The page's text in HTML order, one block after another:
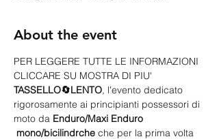
About the event
PER LEGGERE TUTTE LE INFORMAZIONI
CLICCARE SU MOSTRA DI PIU'
TASSELLO🔄LENTO, l'evento dedicato
rigorosamente ai principianti possessori di
moto da Enduro/Maxi Enduro
mono/bicilindrche che per la prima volta